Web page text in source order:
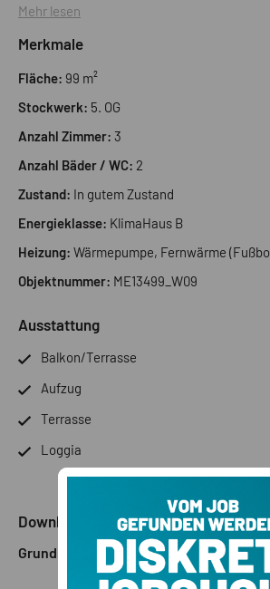
harmonisches Zusammenspiel von Design
lichtdurchflutete Räume mit
die Stadt. Fußbodenheizung, moderne
Temperaturzonen sorgen ganzjährig für ein
Wohngefühl. Ein intelligentes Smart-
Raffstores. Terrassen mit begrünten
integrierter Bewässerung unterstreichen
alle Wohngeschosse zusätzlichen Komfort
Mehr lesen
Merkmale
Fläche: 99 m²
Stockwerk: 5. OG
Anzahl Zimmer: 3
Anzahl Bäder / WC: 2
Zustand: In gutem Zustand
Energieklasse: KlimaHaus B
Heizung: Wärmepumpe, Fernwärme
Objektnummer: ME13499_W09
Ausstattung
Balkon/Terrasse
Aufzug
Terrasse
Loggia
Downloads
Grundriss 1